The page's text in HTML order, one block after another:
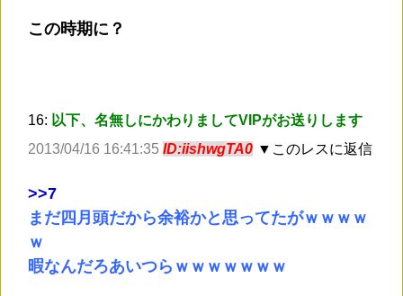
この時期に？
16: 以下、名無しにかわりましてVIPがお送りします
2013/04/16 16:41:35 ID:iishwgTA0 ▼このレスに返信
>>7
まだ四月頭だから余裕かと思ってたがｗｗｗｗ
ｗ
暇なんだろあいつらｗｗｗｗｗｗｗ